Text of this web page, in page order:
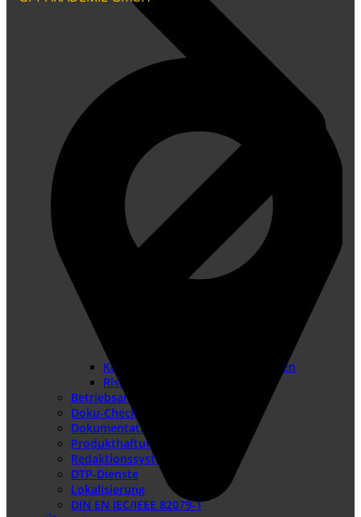
Konformitätsbewertungsverfahren
Risikobeurteilung
Betriebsanleitung erstellen
Doku-Check
Dokumentationsüberarbeitung
Produkthaftung USA
Redaktionssysteme
DTP-Dienste
Lokalisierung
DIN EN IEC/IEEE 82079-1